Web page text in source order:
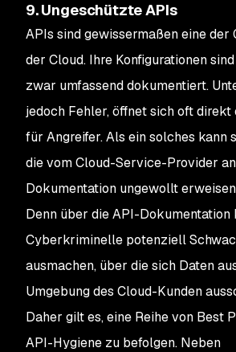
9. Ungeschützte APIs
APIs sind gewissermaßen eine der
der Cloud. Ihre Konfigurationen
zwar umfassend dokumentiert.
jedoch Fehler, öffnet sich oft
für Angreifer. Als ein solches kann
die vom Cloud-Service-Provider
Dokumentation ungewollt
Denn über die API-Dokumentation
Cyberkriminelle potenziell
ausmachen, über die sich Daten
Umgebung des Cloud-Kunden
Daher gilt es, eine Reihe von Best
API-Hygiene zu befolgen. Neben